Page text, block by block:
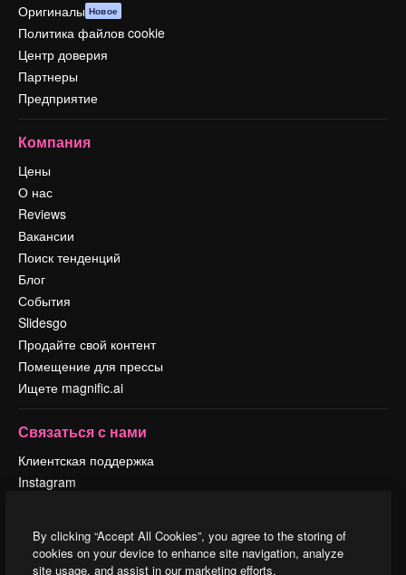
Оригиналы Новое
Политика файлов cookie
Центр доверия
Партнеры
Предприятие
Компания
Цены
О нас
Reviews
Вакансии
Поиск тенденций
Блог
События
Slidesgo
Продайте свой контент
Помещение для прессы
Ищете magnific.ai
Связаться с нами
Клиентская поддержка
Instagram
TikTok
Discord
By clicking “Accept All Cookies”, you agree to the storing of
cookies on your device to enhance site navigation, analyze
site usage, and assist in our marketing efforts.